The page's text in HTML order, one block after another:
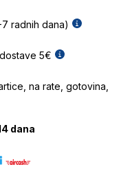
7 radnih dana)
5€
na rate, gotovina,
dana